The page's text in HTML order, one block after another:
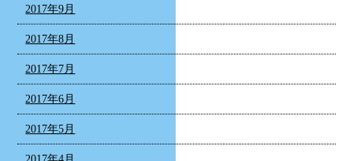
2017年9月
2017年8月
2017年7月
2017年6月
2017年5月